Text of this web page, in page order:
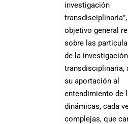
investigación
objetivo general
sobre las
de la investigación
transdisciplinaria,
su aportación al
entendimiento de
dinámicas, cada
complejas, que